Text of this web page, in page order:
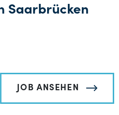
Saarbrücken
JOB ANSEHEN